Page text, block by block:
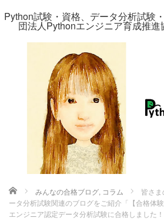
Python試験・資格、データ分析試験
団法人Pythonエンジニア育成推
ホーム みんなの合格ブログ, コラム
皆さ
ータ分析試験関連のブログをご紹介「【合格体
エンジニア認定データ分析試験に合格しました